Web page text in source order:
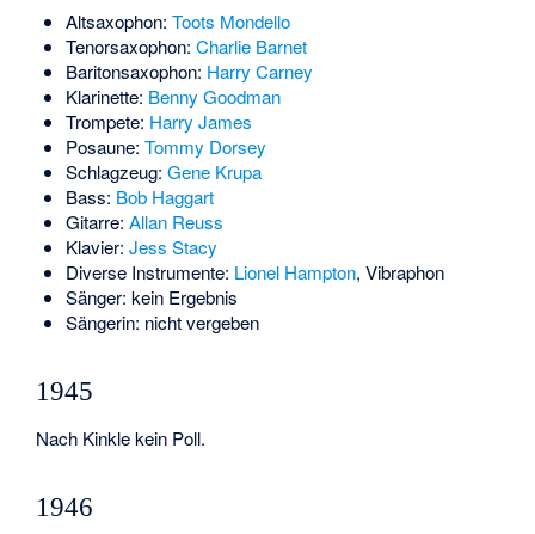
Altsaxophon: Toots Mondello
Tenorsaxophon: Charlie Barnet
Baritonsaxophon: Harry Carney
Klarinette: Benny Goodman
Trompete: Harry James
Posaune: Tommy Dorsey
Schlagzeug: Gene Krupa
Bass: Bob Haggart
Gitarre: Allan Reuss
Klavier: Jess Stacy
Diverse Instrumente: Lionel Hampton, Vibraphon
Sänger: kein Ergebnis
Sängerin: nicht vergeben
1945
Nach Kinkle kein Poll.
1946